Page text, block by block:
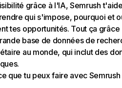
grâce à l'IA, Semrush
qui s'impose, pourquoi et
tes opportunités. Tout ça grâce
base de données de
au monde, qui inclut des
que tu peux faire avec Semrush